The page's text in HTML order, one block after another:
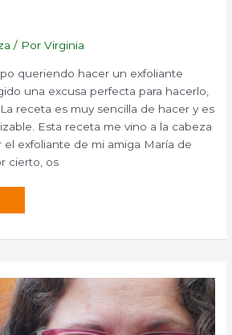
/ PorVirginia
queriendo hacer un exfoliante
una excusa perfecta para hacerlo,
receta es muy sencilla de hacer y es
Esta receta me vino a la cabeza
exfoliante de mi amiga María de
cierto, os